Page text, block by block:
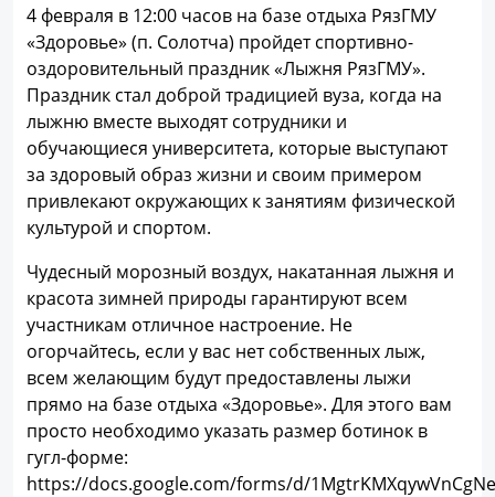
4 февраля в 12:00 часов на базе отдыха РязГМУ
«Здоровье» (п. Солотча) пройдет спортивно-
оздоровительный праздник «Лыжня РязГМУ».
Праздник стал доброй традицией вуза, когда на
лыжню вместе выходят сотрудники и
обучающиеся университета, которые выступают
за здоровый образ жизни и своим примером
привлекают окружающих к занятиям физической
культурой и спортом.
Чудесный морозный воздух, накатанная лыжня и
красота зимней природы гарантируют всем
участникам отличное настроение. Не
огорчайтесь, если у вас нет собственных лыж,
всем желающим будут предоставлены лыжи
прямо на базе отдыха «Здоровье». Для этого вам
просто необходимо указать размер ботинок в
гугл-форме:
https://docs.google.com/forms/d/